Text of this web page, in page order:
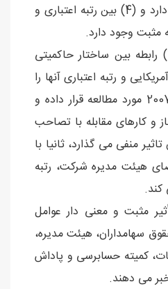
مدیره رابطه منفی وجود دارد و (4) بین رتبه اعتباری و
مثبت وجود دارد.
بردلی و همکاران (2008) رابطه بین ساختار حاکمیتی
و رتبه اعتباری آنها را
بین سال های 2001 تا 2007 مورد مطالعه قرار داده و
و کارهای مقابله با تصاحب
منفی می گذارد، ثانیا با
هیئت مدیره شرکت، رتبه
کند.
(2014) از تأثیر مثبت و معنی دار عوامل
سهامداران، هیئت مدیره،
کمیته حسابرسی و پاداش
می دهند.